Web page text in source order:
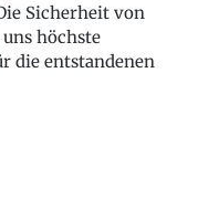
Sicherheit von
höchste
die entstandenen